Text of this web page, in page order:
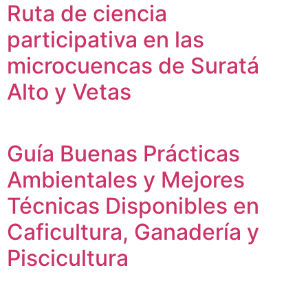
Ruta de ciencia
participativa en las
microcuencas de Suratá
Alto y Vetas
Guía Buenas Prácticas
Ambientales y Mejores
Técnicas Disponibles en
Caficultura, Ganadería y
Piscicultura